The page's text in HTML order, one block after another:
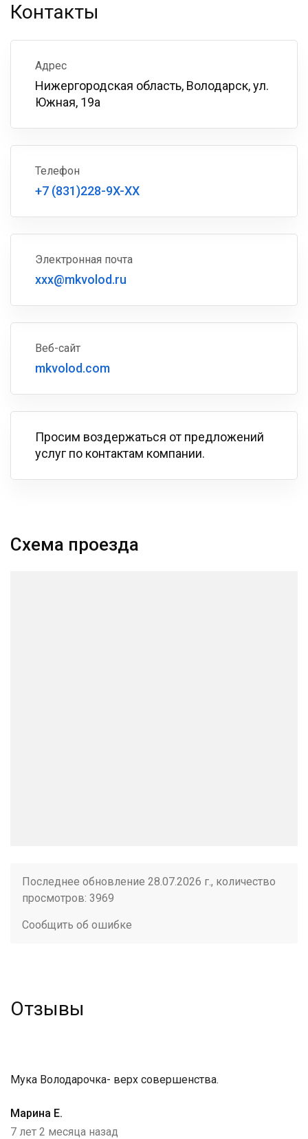
Контакты
Адрес
Нижергородская область, Володарск, ул.
Южная, 19а
Телефон
+7 (831)228-9X-XX
Электронная почта
xxx@mkvolod.ru
Веб-сайт
mkvolod.com
Просим воздержаться от предложений
услуг по контактам компании.
Схема проезда
Последнее обновление 28.07.2026 г., количество
просмотров: 3969
Сообщить об ошибке
Отзывы
Мука Володарочка- верх совершенства.
Марина Е.
7 лет 2 месяца назад